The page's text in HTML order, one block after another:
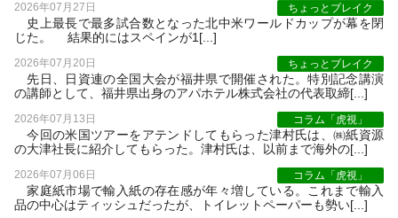
2026年07月27日 ちょっとブレイク
史上最長で最多試合数となった北中米ワールドカップが幕を閉
じた。 結果的にはスペインが1[...]
2026年07月20日 ちょっとブレイク
先日、日資連の全国大会が福井県で開催された。特別記念講演
の講師として、福井県出身のアパホテル株式会社の代表取締[...]
2026年07月13日 コラム「虎視」
今回の米国ツアーをアテンドしてもらった津村氏は、㈱紙資源
の大津社長に紹介してもらった。津村氏は、以前まで海外の[...]
2026年07月06日 コラム「虎視」
家庭紙市場で輸入紙の存在感が年々増している。これまで輸入
品の中心はティッシュだったが、トイレットペーパーも勢い[...]